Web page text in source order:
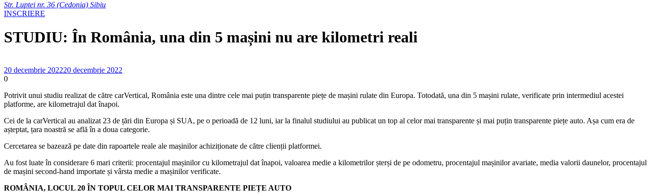
Str. Luptei nr. 36 (Cedonia) Sibiu
INSCRIERE
STUDIU: În România, una din 5 mașini nu are kilometri reali
20 decembrie 202220 decembrie 2022
0
Potrivit unui studiu realizat de către carVertical, România este una dintre cele mai puțin transparente piețe de mașini rulate din Europa. Totodată, una din 5 mașini rulate, verificate prin intermediul acestei
platforme, are kilometrajul dat înapoi.
Cei de la carVertical au analizat 23 de țări din Europa și SUA, pe o perioadă de 12 luni, iar la finalul studiului au publicat un top al celor mai transparente și mai puțin transparente piețe auto. Așa cum era de
așteptat, țara noastră se află în a doua categorie.
Cercetarea se bazează pe date din rapoartele reale ale mașinilor achiziționate de către clienții platformei.
Au fost luate în considerare 6 mari criterii: procentajul mașinilor cu kilometrajul dat înapoi, valoarea medie a kilometrilor șterși de pe odometru, procentajul mașinilor avariate, media valorii daunelor, procentajul
de mașini second-hand importate și vârsta medie a mașinilor verificate.
ROMÂNIA, LOCUL 20 ÎN TOPUL CELOR MAI TRANSPARENTE PIEȚE AUTO